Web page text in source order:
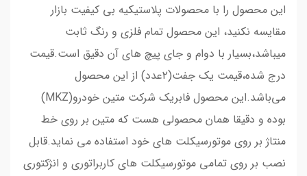
این محصول را با محصولات پلاستیکیه بی کیفیت بازار
مقایسه نکنید، این محصول تمام فلزی و رنگ ثابت
میباشد،بسیار با دوام و جای پیچ های آن دقیق است.قیمت
درج شده،قیمت یک جفت(۲عدد) از این محصول
می‌باشد.این محصول فابریک شرکت متین خودرو(MKZ)
بوده و دقیقا همان محصولی هست که متین بر روی خط
منتاژ بر روی موتورسیکلت های خود استفاده می نماید.قابل
نصب بر روی تمامی موتورسیکلت های کاربراتوری و انژکتوری